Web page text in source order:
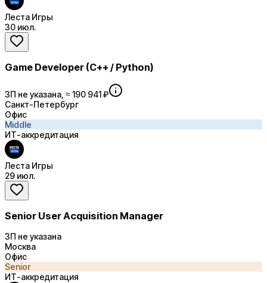
Леста Игры
30 июл.
Game Developer (C++ / Python)
ЗП не указана, ≈ 190 941 ₽
Санкт-Петербург
Офис
Middle
ИТ-аккредитация
Леста Игры
29 июл.
Senior User Acquisition Manager
ЗП не указана
Москва
Офис
Senior
ИТ-аккредитация